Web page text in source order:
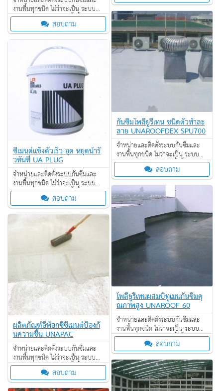
ผิว งานเคลือบสารสะท้อนความร้อน
งานพื้นทุกชนิด ไม่ว่าจะเป็น ระบบ
งานกันซึม ระบบงานติดตั้งพื้น งาน
ป้องกันไฟลาม งานเคลือบปกป้องพื้น
ผิว งานเคลือบสารสะท้อนความร้อน
สอบถาม
กันซึมโพลียูรีเทน ชนิดตัวทำละ
ลาย UNAROOFDEX SPU700
จำหน่ายและติดตั้งระบบกันซึมและ
งานพื้นทุกชนิด ไม่ว่าจะเป็น ระบบ
งานกันซึม ระบบงานติดตั้งพื้น งาน
ป้องกันไฟลาม งานเคลือบปกป้องพื้น
ผิว งานเคลือบสารสะท้อนความร้อน
สอบถาม
ซีเมนต์แข็งตัวเร็ว อุด หยุดน้ำรั่
วทันที UA PLUG
จำหน่ายและติดตั้งระบบกันซึมและ
งานพื้นทุกชนิด ไม่ว่าจะเป็น ระบบ
งานกันซึม ระบบงานติดตั้งพื้น งาน
ป้องกันไฟลาม งานเคลือบปกป้องพื้น
ผิว งานเคลือบสารสะท้อนความร้อน
สอบถาม
โพลียูรีเทนผสมบิทูเมนกันซึมคุ
ณภาพสูง UNAROOF 60
จำหน่ายและติดตั้งระบบกันซึมและ
งานพื้นทุกชนิด ไม่ว่าจะเป็น ระบบ
งานกันซึม ระบบงานติดตั้งพื้น งาน
ป้องกันไฟลาม งานเคลือบปกป้องพื้น
ผิว งานเคลือบสารสะท้อนความร้อน
สอบถาม
ผลิตภัณฑ์อีพ็อกซี่ซีเมนต์ป้องกั
นความชื้น UNAPAC
จำหน่ายและติดตั้งระบบกันซึมและ
งานพื้นทุกชนิด ไม่ว่าจะเป็น ระบบ
งานกันซึม ระบบงานติดตั้งพื้น งาน
ป้องกันไฟลาม งานเคลือบปกป้องพื้น
ผิว งานเคลือบสารสะท้อนความร้อน
สอบถาม